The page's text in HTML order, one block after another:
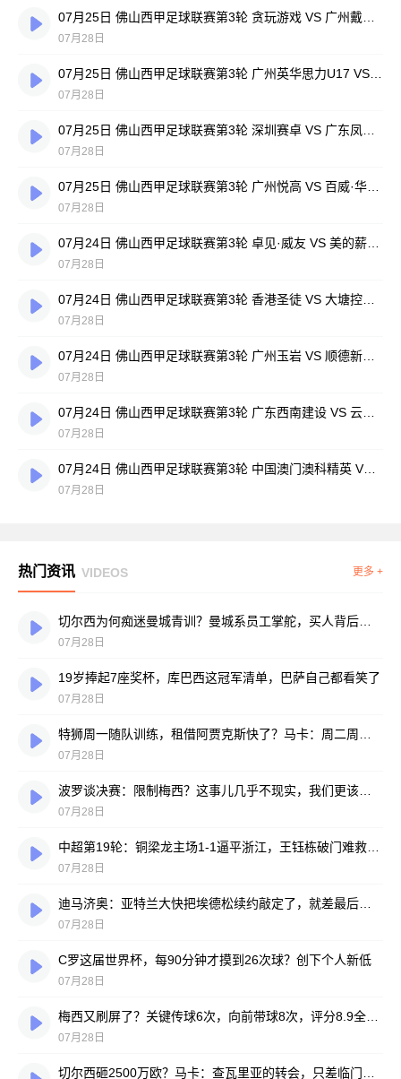
07月28日
07月28日
07月28日
07月28日
07月28日
07月28日
07月28日
07月28日
07月24日 佛山西甲足球联赛第3轮 中国澳门澳科精英 VS 藝品高國際 全场录像
07月28日
热门资讯 VIDEOS 更多 +
07月28日
19岁捧起7座奖杯，库巴西这冠军清单，巴萨自己都看笑了
07月28日
07月28日
07月28日
07月28日
07月28日
C罗这届世界杯，每90分钟才摸到26次球？创下个人新低
07月28日
07月28日